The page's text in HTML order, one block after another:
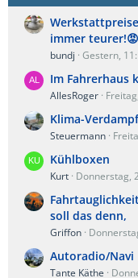
immer teurer!😡
bundj Gestern,
Im Fahrerhaus
AllesRoger
Klima-
Steuermann
Kühlboxen
Kurt Donnerstag,
soll das denn,
Griffon
Autoradio/Navi
Tante Käthe